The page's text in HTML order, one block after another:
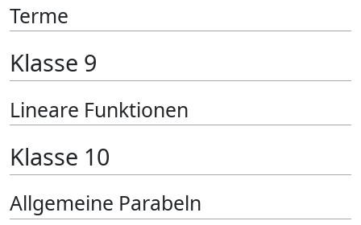
Terme
Klasse 9
Lineare Funktionen
Klasse 10
Allgemeine Parabeln